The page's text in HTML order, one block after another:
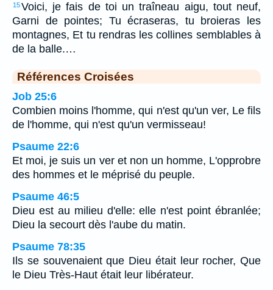
15Voici, je fais de toi un traîneau aigu, tout neuf,
Garni de pointes; Tu écraseras, tu broieras les
montagnes, Et tu rendras les collines semblables à
de la balle.…
Références Croisées
Job 25:6
Combien moins l'homme, qui n'est qu'un ver, Le fils
de l'homme, qui n'est qu'un vermisseau!
Psaume 22:6
Et moi, je suis un ver et non un homme, L'opprobre
des hommes et le méprisé du peuple.
Psaume 46:5
Dieu est au milieu d'elle: elle n'est point ébranlée;
Dieu la secourt dès l'aube du matin.
Psaume 78:35
Ils se souvenaient que Dieu était leur rocher, Que
le Dieu Très-Haut était leur libérateur.